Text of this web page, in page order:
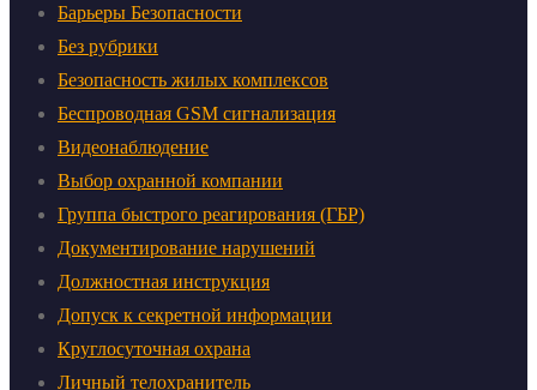
Барьеры Безопасности
Без рубрики
Безопасность жилых комплексов
Беспроводная GSM сигнализация
Видеонаблюдение
Выбор охранной компании
Группа быстрого реагирования (ГБР)
Документирование нарушений
Должностная инструкция
Допуск к секретной информации
Круглосуточная охрана
Личный телохранитель